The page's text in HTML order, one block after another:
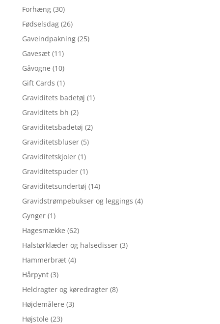
Forhæng (30)
Fødselsdag (26)
Gaveindpakning (25)
Gavesæt (11)
Gåvogne (10)
Gift Cards (1)
Graviditets badetøj (1)
Graviditets bh (2)
Graviditetsbadetøj (2)
Graviditetsbluser (5)
Graviditetskjoler (1)
Graviditetspuder (1)
Graviditetsundertøj (14)
Gravidstrømpebukser og leggings (4)
Gynger (1)
Hagesmække (62)
Halstørklæder og halsedisser (3)
Hammerbræt (4)
Hårpynt (3)
Heldragter og køredragter (8)
Højdemålere (3)
Højstole (23)